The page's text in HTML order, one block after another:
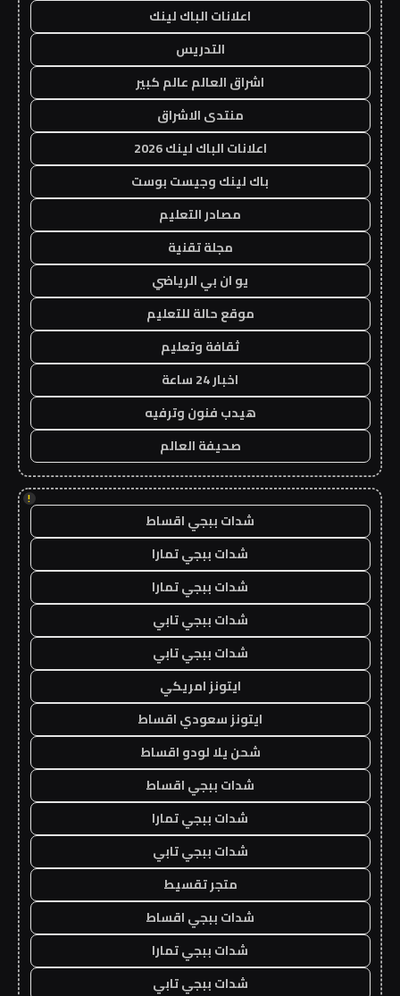
اعلانات الباك لينك
التدريس
اشراق العالم عالم كبير
منتدى الاشراق
اعلانات الباك لينك 2026
باك لينك وجيست بوست
مصادر التعليم
مجلة تقنية
يو ان بي الرياضي
موقع حالة للتعليم
ثقافة وتعليم
اخبار 24 ساعة
هيدب فنون وترفيه
صحيفة العالم
!
شدات ببجي اقساط
شدات ببجي تمارا
شدات ببجي تمارا
شدات ببجي تابي
شدات ببجي تابي
ايتونز امريكي
ايتونز سعودي اقساط
شحن يلا لودو اقساط
شدات ببجي اقساط
شدات ببجي تمارا
شدات ببجي تابي
متجر تقسيط
شدات ببجي اقساط
شدات ببجي تمارا
شدات ببجي تابي